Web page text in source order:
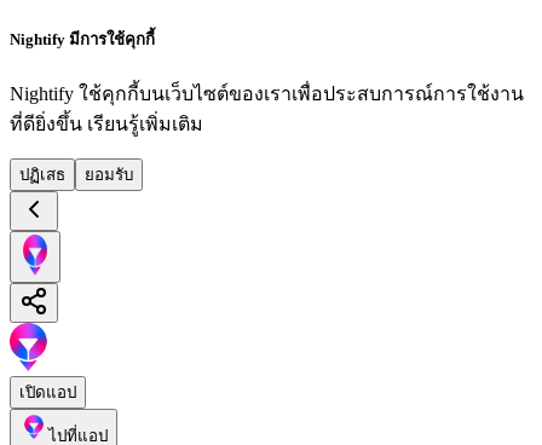
Nightify มีการใช้คุกกี้
Nightify ใช้คุกกี้บนเว็บไซต์ของเราเพื่อประสบการณ์การใช้งาน
ที่ดียิ่งขึ้น เรียนรู้เพิ่มเติม
ปฏิเสธ ยอมรับ
เปิดแอป
ไปที่แอป